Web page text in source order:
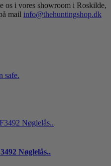
os i vores showroom i Roskilde,
mail info@thehuntingshop.dk
safe.
Nøglelås..